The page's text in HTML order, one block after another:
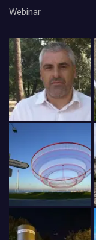
Webinar